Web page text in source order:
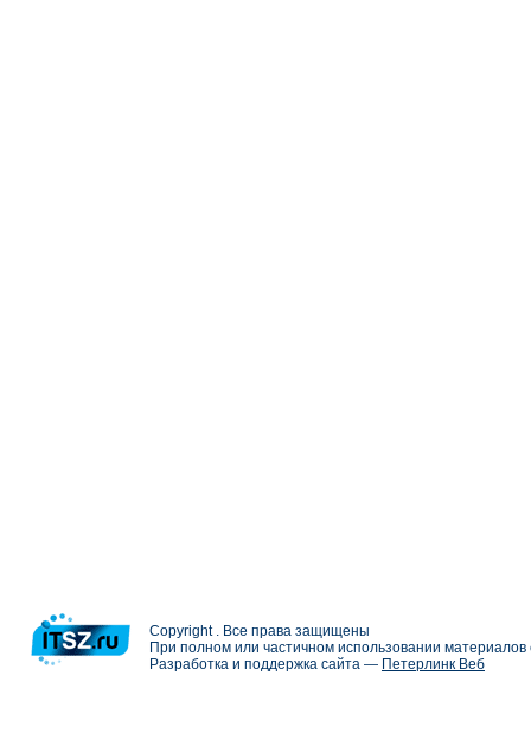
Copyright . Все права защищены
При полном или частичном использовании
Разработка и поддержка сайта — Петерлинк Веб